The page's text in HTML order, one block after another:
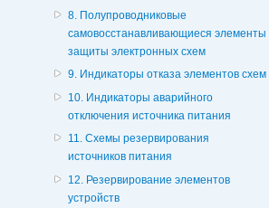
8. Полупроводниковые
самовосстанавливающиеся элементы
защиты электронных схем
9. Индикаторы отказа элементов схем
10. Индикаторы аварийного
отключения источника питания
11. Схемы резервирования
источников питания
12. Резервирование элементов
устройств